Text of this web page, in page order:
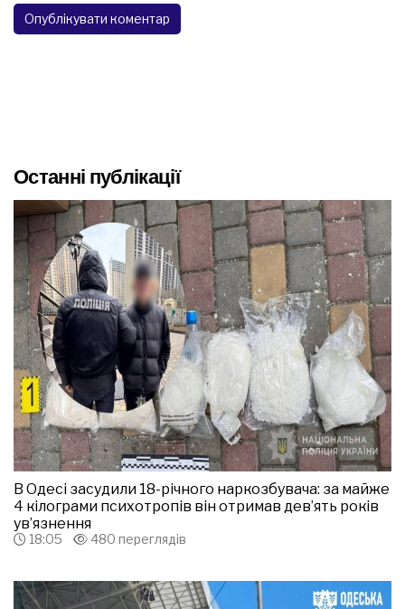
Останні публікації
В Одесі засудили 18-річного наркозбувача: за майже
4 кілограми психотропів він отримав дев’ять років
ув’язнення
18:05 480 переглядів